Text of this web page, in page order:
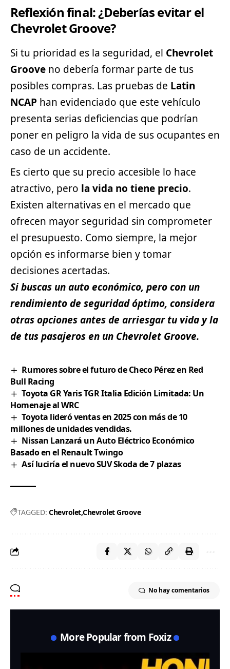
Reflexión final: ¿Deberías evitar el
Chevrolet Groove?
Si tu prioridad es la seguridad, el Chevrolet
Groove no debería formar parte de tus
posibles compras. Las pruebas de Latin
NCAP han evidenciado que este vehículo
presenta serias deficiencias que podrían
poner en peligro la vida de sus ocupantes en
caso de un accidente.
Es cierto que su precio accesible lo hace
atractivo, pero la vida no tiene precio.
Existen alternativas en el mercado que
ofrecen mayor seguridad sin comprometer
el presupuesto. Como siempre, la mejor
opción es informarse bien y tomar
decisiones acertadas.
Si buscas un auto económico, pero con un
rendimiento de seguridad óptimo, considera
otras opciones antes de arriesgar tu vida y la
de tus pasajeros en un Chevrolet Groove.
Rumores sobre el futuro de Checo Pérez en Red
Bull Racing
Toyota GR Yaris TGR Italia Edición Limitada: Un
Homenaje al WRC
Toyota lideró ventas en 2025 con más de 10
millones de unidades vendidas.
Nissan Lanzará un Auto Eléctrico Económico
Basado en el Renault Twingo
Así luciría el nuevo SUV Skoda de 7 plazas
TAGGED: ChevroletChevrolet Groove
No hay comentarios
More Popular from Foxiz